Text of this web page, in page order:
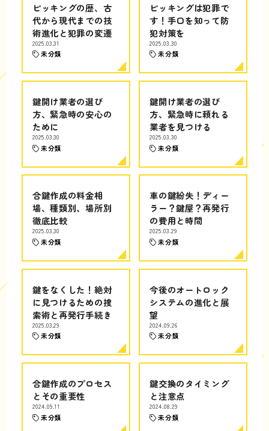
ピッキングの歴、古
代から現代までの技
術進化と犯罪の変遷
2025.03.31
未分類
ピッキングは犯罪で
す！手口を知って防
犯対策を
2025.03.30
未分類
鍵開け業者の選び
方、緊急時の安心の
ために
2025.03.30
未分類
鍵開け業者の選び
方、緊急時に頼れる
業者を見つける
2025.03.30
未分類
合鍵作成の料金相
場、種類別、場所別
徹底比較
2025.03.30
未分類
車の鍵紛失！ディー
ラー？鍵屋？再発行
の費用と時間
2025.03.29
未分類
鍵をなくした！絶対
に見つけるための捜
索術と再発行手続き
2025.03.29
未分類
今後のオートロック
システムの進化と展
望
2024.09.26
未分類
合鍵作成のプロセス
とその重要性
2024.09.11
未分類
鍵交換のタイミング
と注意点
2024.08.29
未分類